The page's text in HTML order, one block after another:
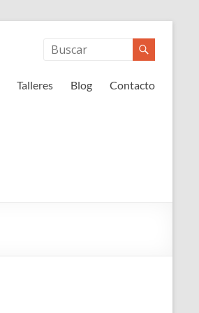
Talleres Blog Contacto